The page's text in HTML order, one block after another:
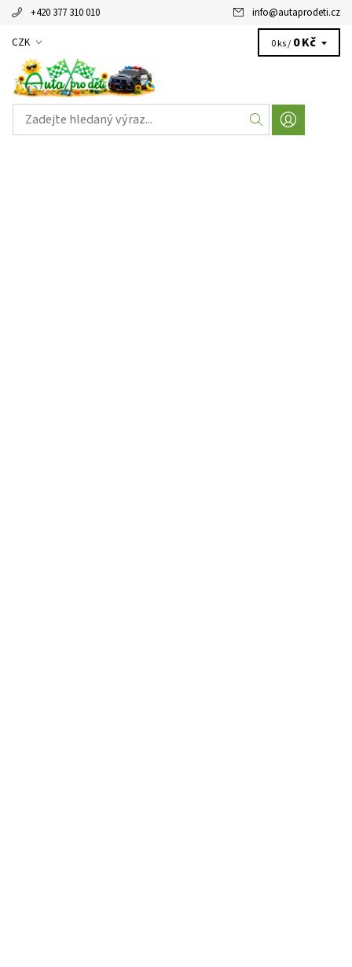
+420 377 310 010 info@autaprodeti.cz
CZK 0 ks / 0 Kč